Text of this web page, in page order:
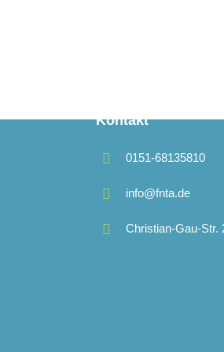
Kontakt
0151-68135810
info@fnta.de
Christian-Gau-Str.